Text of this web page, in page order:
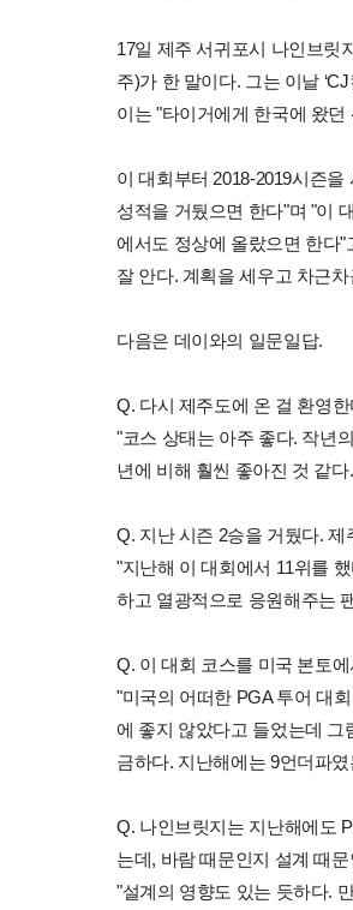
17일 제주 서귀포시 나인브릿
주)가 한 말이다. 그는 이날
이는 "타이거에게 한국에 왔
이 대회부터 2018-2019시즌
성적을 거뒀으면 한다"며 "이
에서도 정상에 올랐으면 한다
잘 안다. 계획을 세우고 차근
다음은 데이와의 일문일답.
Q. 다시 제주도에 온 걸 환영
"코스 상태는 아주 좋다. 작년
년에 비해 훨씬 좋아진 것 같
Q. 지난 시즌 2승을 거뒀다.
"지난해 이 대회에서 11위를
하고 열광적으로 응원해주는
Q. 이 대회 코스를 미국 본토
"미국의 어떠한 PGA 투어 대
에 좋지 않았다고 들었는데 그
금하다. 지난해에는 9언더파
Q. 나인브릿지는 지난해에도
는데, 바람 때문인지 설계 때
"설계의 영향도 있는 듯하다.